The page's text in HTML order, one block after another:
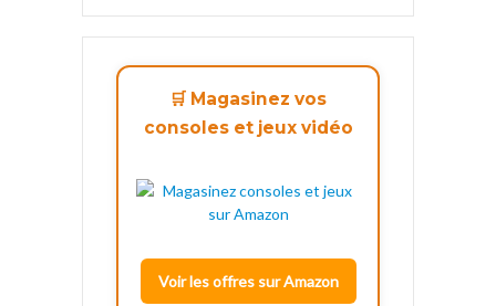
🛒 Magasinez vos
consoles et jeux vidéo
Voir les offres sur Amazon